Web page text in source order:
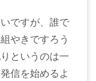
ですが、誰で
やきですろう
というのは一
信を始めるよ